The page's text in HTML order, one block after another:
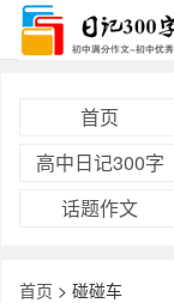
首页
高中日记300字
话题作文
首页 > 碰碰车